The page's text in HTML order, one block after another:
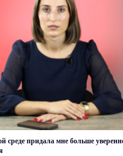
среде придала мне больше